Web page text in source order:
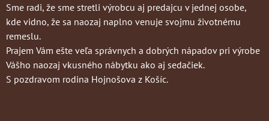
Sme radi, že sme stretli výrobcu aj predajcu v jednej osobe,
kde vidno, že sa naozaj naplno venuje svojmu životnému
remeslu.
Prajem Vám ešte veľa správnych a dobrých nápadov pri výrobe
Vášho naozaj vkusného nábytku ako aj sedačiek.
S pozdravom rodina Hojnošova z Košíc.